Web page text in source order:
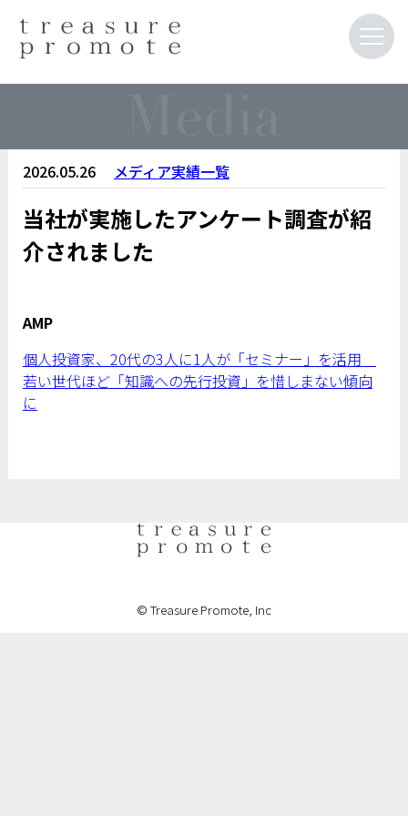
2026.05.26 メディア実績一覧
当社が実施したアンケート調査が紹
介されました
AMP
個人投資家、20代の3人に1人が「セミナー」を活用
若い世代ほど「知識への先行投資」を惜しまない傾向
に
© Treasure Promote, Inc